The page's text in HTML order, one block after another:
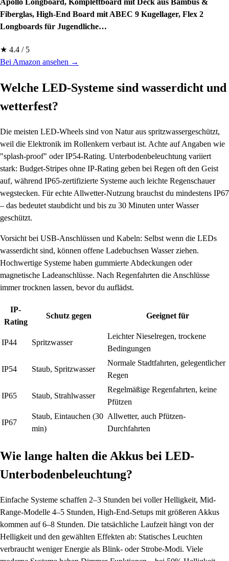
Fiberglas, High-End Board mit ABEC 9 Kugellager, Flex 2
Longboards für Jugendliche…
★ 4.4 / 5
Bei Amazon ansehen →
Welche LED-Systeme sind wasserdicht und
wetterfest?
Die meisten LED-Wheels sind von Natur aus spritzwassergeschützt,
weil die Elektronik im Rollenkern verbaut ist. Achte auf Angaben wie
"splash-proof" oder IP54-Rating. Unterbodenbeleuchtung variiert
stark: Budget-Stripes ohne IP-Rating geben bei Regen oft den Geist
auf, während IP65-zertifizierte Systeme auch leichte Regenschauer
wegstecken. Für echte Allwetter-Nutzung brauchst du mindestens IP67
– das bedeutet staubdicht und bis zu 30 Minuten unter Wasser
geschützt.
Vorsicht bei USB-Anschlüssen und Kabeln: Selbst wenn die LEDs
wasserdicht sind, können offene Ladebuchsen Wasser ziehen.
Hochwertige Systeme haben gummierte Abdeckungen oder
magnetische Ladeanschlüsse. Nach Regenfahrten die Anschlüsse
immer trocknen lassen, bevor du auflädst.
IP-
Rating
Schutz gegen Geeignet für
IP44 Spritzwasser
Leichter Nieselregen, trockene
Bedingungen
IP54 Staub, Spritzwasser
Normale Stadtfahrten, gelegentlicher
Regen
IP65 Staub, Strahlwasser
Regelmäßige Regenfahrten, keine
Pfützen
IP67
Staub, Eintauchen (30
min)
Allwetter, auch Pfützen-
Durchfahrten
Wie lange halten die Akkus bei LED-
Unterbodenbeleuchtung?
Einfache Systeme schaffen 2–3 Stunden bei voller Helligkeit, Mid-
Range-Modelle 4–5 Stunden, High-End-Setups mit größeren Akkus
kommen auf 6–8 Stunden. Die tatsächliche Laufzeit hängt von der
Helligkeit und den gewählten Effekten ab: Statisches Leuchten
verbraucht weniger Energie als Blink- oder Strobe-Modi. Viele